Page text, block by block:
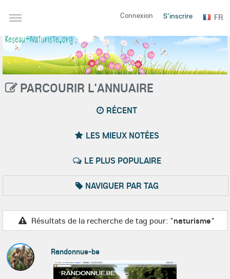
Connexion S'inscrire FR
PARCOURIR L'ANNUAIRE
RÉCENT
LES MIEUX NOTÉES
LE PLUS POPULAIRE
NAVIGUER PAR TAG
Résultats de la recherche de tag pour: "naturisme"
Randonnue-be